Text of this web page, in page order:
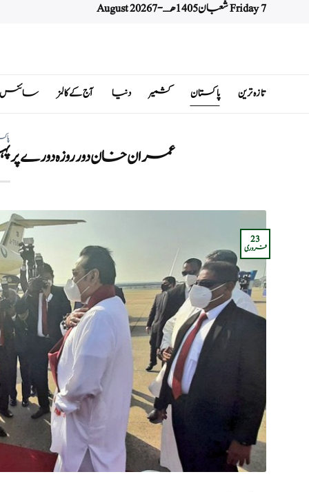
Friday 7 شعبان 1405 هـ - 7 August 2026
تازہ ترین پاکستان کشمیر دنیا آج کے کالمز سائنس
عمران خان دور روزہ دورے پر
23
فروری